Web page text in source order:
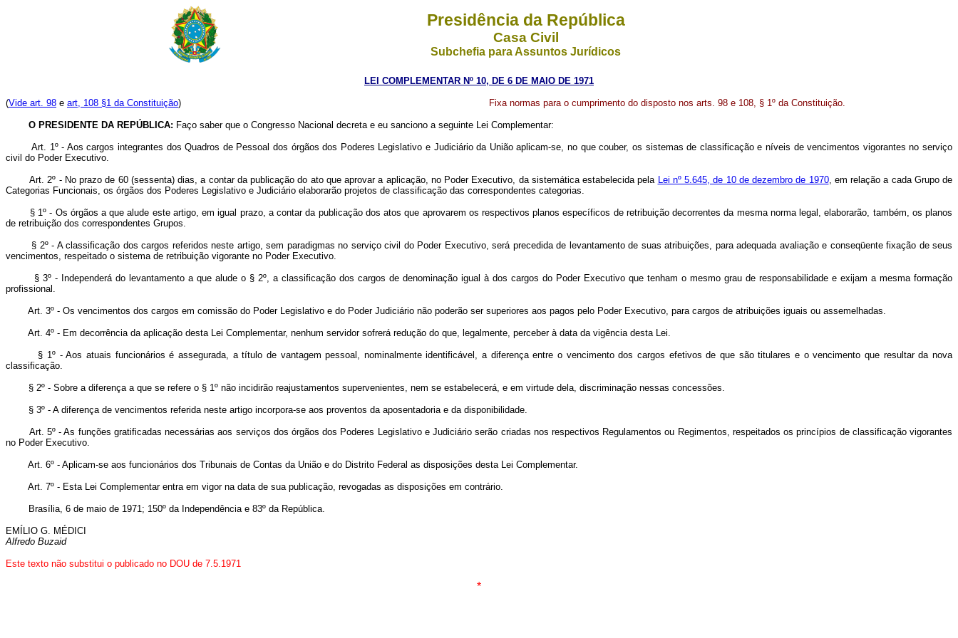
Presidência da República
Casa Civil
Subchefia para Assuntos Jurídicos
LEI COMPLEMENTAR Nº 10, DE 6 DE MAIO DE 1971
(Vide art. 98 e art, 108 §1 da Constituição) Fixa normas para o cumprimento do disposto nos arts. 98 e 108, § 1º da Constituição.
O PRESIDENTE DA REPÚBLICA: Faço saber que o Congresso Nacional decreta e eu sanciono a seguinte Lei Complementar:
Art. 1º - Aos cargos integrantes dos Quadros de Pessoal dos órgãos dos Poderes Legislativo e Judiciário da União aplicam-se, no que couber, os sistemas de classificação e níveis de vencimentos vigorantes no serviço
civil do Poder Executivo.
Art. 2º - No prazo de 60 (sessenta) dias, a contar da publicação do ato que aprovar a aplicação, no Poder Executivo, da sistemática estabelecida pela Lei nº 5.645, de 10 de dezembro de 1970, em relação a cada Grupo de
Categorias Funcionais, os órgãos dos Poderes Legislativo e Judiciário elaborarão projetos de classificação das correspondentes categorias.
§ 1º - Os órgãos a que alude este artigo, em igual prazo, a contar da publicação dos atos que aprovarem os respectivos planos específicos de retribuição decorrentes da mesma norma legal, elaborarão, também, os planos
de retribuição dos correspondentes Grupos.
§ 2º - A classificação dos cargos referidos neste artigo, sem paradigmas no serviço civil do Poder Executivo, será precedida de levantamento de suas atribuições, para adequada avaliação e conseqüente fixação de seus
vencimentos, respeitado o sistema de retribuição vigorante no Poder Executivo.
§ 3º - Independerá do levantamento a que alude o § 2º, a classificação dos cargos de denominação igual à dos cargos do Poder Executivo que tenham o mesmo grau de responsabilidade e exijam a mesma formação
profissional.
Art. 3º - Os vencimentos dos cargos em comissão do Poder Legislativo e do Poder Judiciário não poderão ser superiores aos pagos pelo Poder Executivo, para cargos de atribuições iguais ou assemelhadas.
Art. 4º - Em decorrência da aplicação desta Lei Complementar, nenhum servidor sofrerá redução do que, legalmente, perceber à data da vigência desta Lei.
§ 1º - Aos atuais funcionários é assegurada, a título de vantagem pessoal, nominalmente identificável, a diferença entre o vencimento dos cargos efetivos de que são titulares e o vencimento que resultar da nova
classificação.
§ 2º - Sobre a diferença a que se refere o § 1º não incidirão reajustamentos supervenientes, nem se estabelecerá, e em virtude dela, discriminação nessas concessões.
§ 3º - A diferença de vencimentos referida neste artigo incorpora-se aos proventos da aposentadoria e da disponibilidade.
Art. 5º - As funções gratificadas necessárias aos serviços dos órgãos dos Poderes Legislativo e Judiciário serão criadas nos respectivos Regulamentos ou Regimentos, respeitados os princípios de classificação vigorantes
no Poder Executivo.
Art. 6º - Aplicam-se aos funcionários dos Tribunais de Contas da União e do Distrito Federal as disposições desta Lei Complementar.
Art. 7º - Esta Lei Complementar entra em vigor na data de sua publicação, revogadas as disposições em contrário.
Brasília, 6 de maio de 1971; 150º da Independência e 83º da República.
EMÍLIO G. MÉDICI
Alfredo Buzaid
Este texto não substitui o publicado no DOU de 7.5.1971
*